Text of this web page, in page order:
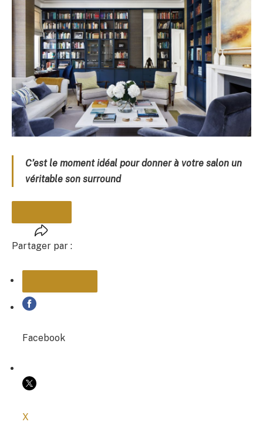
C’est le moment idéal pour donner à votre salon un
véritable son surround
Partager par :
COPIER LE LIEN
Facebook
X